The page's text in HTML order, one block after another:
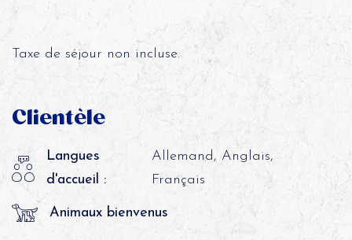
Taxe de séjour non incluse.
Clientèle
Langues
d'accueil :
Allemand, Anglais,
Français
Animaux bienvenus